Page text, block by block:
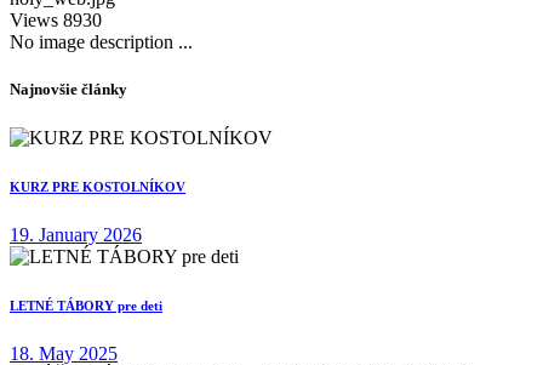
Views 8930
No image description ...
Najnovšie články
KURZ PRE KOSTOLNÍKOV
19. January 2026
LETNÉ TÁBORY pre deti
18. May 2025